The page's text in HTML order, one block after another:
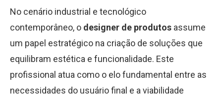
No cenário industrial e tecnológico
contemporâneo, o designer de produtos assume
um papel estratégico na criação de soluções que
equilibram estética e funcionalidade. Este
profissional atua como o elo fundamental entre as
necessidades do usuário final e a viabilidade